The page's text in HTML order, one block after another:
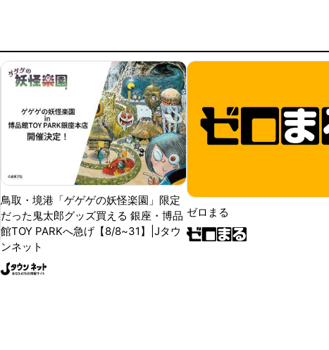
鳥取・境港「ゲゲゲの妖怪楽園」限定
だった鬼太郎グッズ買える 銀座・博品
館TOY PARKへ急げ【8/8~31】|Jタウ
ンネット
ゼロまる